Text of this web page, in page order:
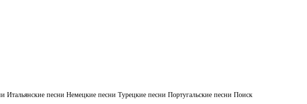
Итальянские песни Немецкие песни Турецкие песни Португальские песни Поиск